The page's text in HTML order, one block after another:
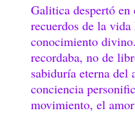
Galitica despertó en
recuerdos de la
conocimiento
recordaba, no de
sabiduría eterna del
conciencia
movimiento, el